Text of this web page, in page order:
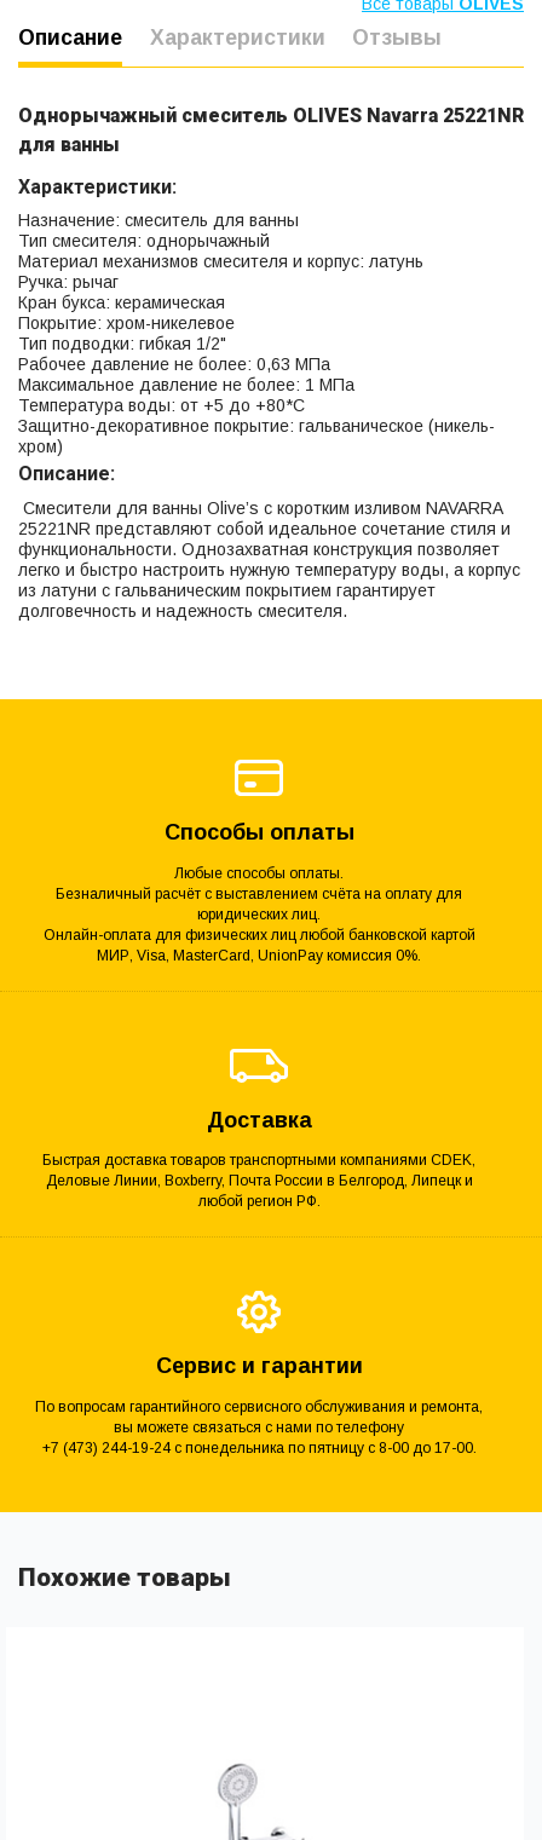
Все товары OLIVES
Описание Характеристики Отзывы
Однорычажный смеситель OLIVES Navarra 25221NR
для ванны
Характеристики:
Назначение: смеситель для ванны
Тип смесителя: однорычажный
Материал механизмов смесителя и корпус: латунь
Ручка: рычаг
Кран букса: керамическая
Покрытие: хром-никелевое
Тип подводки: гибкая 1/2"
Рабочее давление не более: 0,63 МПа
Максимальное давление не более: 1 МПа
Температура воды: от +5 до +80*С
Защитно-декоративное покрытие: гальваническое (никель-
хром)
Описание:
Смесители для ванны Olive’s с коротким изливом NAVARRA
25221NR представляют собой идеальное сочетание стиля и
функциональности. Однозахватная конструкция позволяет
легко и быстро настроить нужную температуру воды, а корпус
из латуни с гальваническим покрытием гарантирует
долговечность и надежность смесителя.
Способы оплаты
Любые способы оплаты.
Безналичный расчёт с выставлением счёта на оплату для
юридических лиц.
Онлайн-оплата для физических лиц любой банковской картой
МИР, Visa, MasterCard, UnionPay комиссия 0%.
Доставка
Быстрая доставка товаров транспортными компаниями CDEK,
Деловые Линии, Boxberry, Почта России в Белгород, Липецк и
любой регион РФ.
Сервис и гарантии
По вопросам гарантийного сервисного обслуживания и ремонта,
вы можете связаться с нами по телефону
+7 (473) 244-19-24 с понедельника по пятницу с 8-00 до 17-00.
Похожие товары